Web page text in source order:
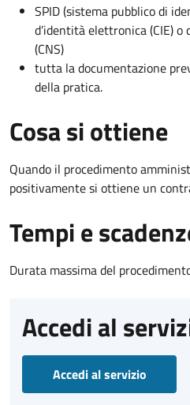
SPID (sistema pubblico di
d’identità elettronica (CIE)
(CNS)
tutta la documentazione
della pratica.
Cosa si ottiene
Quando il procedimento
positivamente si ottiene un
Tempi e
Durata massima del
Accedi al
Accedi al servizio